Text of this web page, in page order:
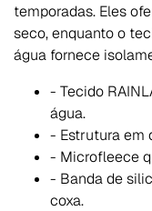
temporadas. Eles
seco, enquanto o
água fornece
- Tecido
água.
- Estrutura em
- Microfleece
- Banda de
coxa.